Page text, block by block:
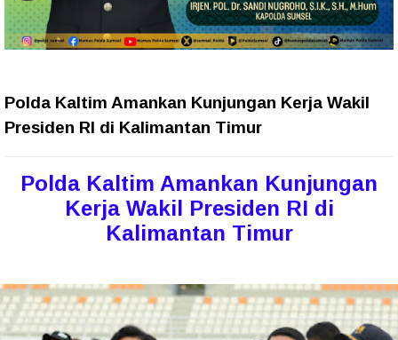
Polda Kaltim Amankan Kunjungan Kerja Wakil
Presiden RI di Kalimantan Timur
Polda Kaltim Amankan Kunjungan
Kerja Wakil Presiden RI di
Kalimantan Timur